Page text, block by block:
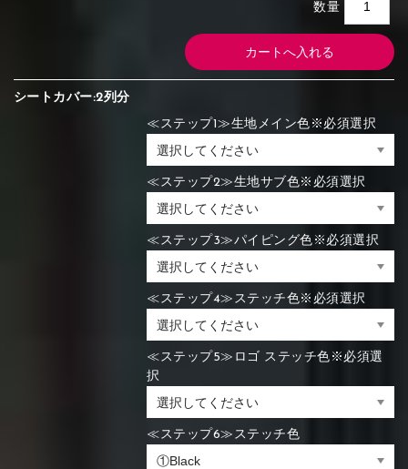
数量
シートカバー:2列分
≪ステップ1≫生地メイン色※必須選択
≪ステップ2≫生地サブ色※必須選択
≪ステップ3≫パイピング色※必須選択
≪ステップ4≫ステッチ色※必須選択
≪ステップ5≫ロゴ ステッチ色※必須選
択
≪ステップ6≫ステッチ色